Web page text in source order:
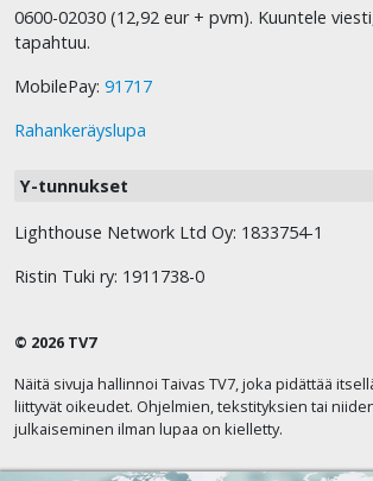
0600-02030 (12,92 eur + pvm). Kuuntele
tapahtuu.
MobilePay: 91717
Rahankeräyslupa
Y-tunnukset
Lighthouse Network Ltd Oy: 1833754-1
Ristin Tuki ry: 1911738-0
© 2026 TV7
Näitä sivuja hallinnoi Taivas TV7, joka pidättää
liittyvät oikeudet. Ohjelmien, tekstityksien tai
julkaiseminen ilman lupaa on kielletty.